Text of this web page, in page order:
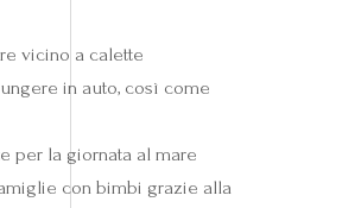
vicino a calette
in auto, così come
per la giornata al mare
con bimbi grazie alla